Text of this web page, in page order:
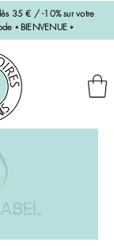
35 € / -10% sur votre
« BIENVENUE »